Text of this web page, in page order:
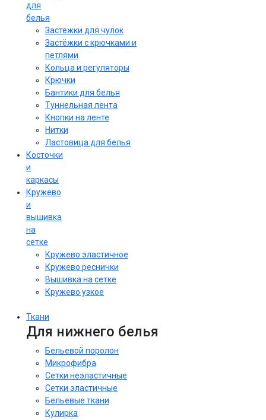
для
белья
Застежки для чулок
Застёжки с крючками и
петлями
Кольца и регуляторы
Крючки
Бантики для белья
Туннельная лента
Кнопки на ленте
Нитки
Ластовица для белья
Косточки
и
каркасы
Кружево
и
вышивка
на
сетке
Кружево эластичное
Кружево реснички
Вышивка на сетке
Кружево узкое
Ткани
Для нижнего белья
Бельевой поролон
Микрофибра
Сетки неэластичные
Сетки эластичные
Бельевые ткани
Кулирка